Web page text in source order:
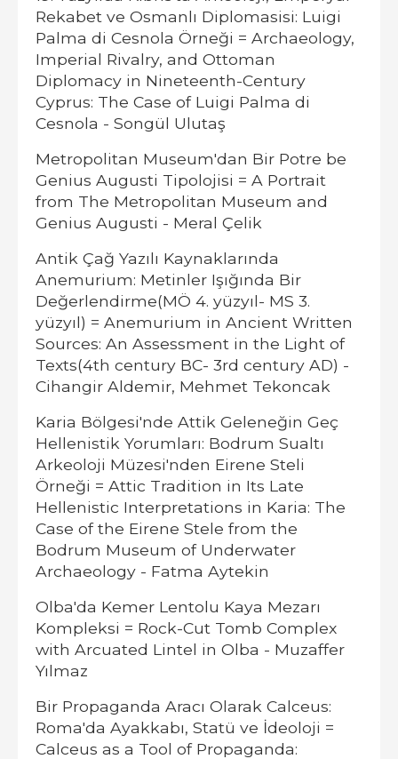
Rekabet ve Osmanlı Diplomasisi: Luigi
Palma di Cesnola Örneği = Archaeology,
Imperial Rivalry, and Ottoman
Diplomacy in Nineteenth-Century
Cyprus: The Case of Luigi Palma di
Cesnola - Songül Ulutaş
Metropolitan Museum'dan Bir Potre be
Genius Augusti Tipolojisi = A Portrait
from The Metropolitan Museum and
Genius Augusti - Meral Çelik
Antik Çağ Yazılı Kaynaklarında
Anemurium: Metinler Işığında Bir
Değerlendirme(MÖ 4. yüzyıl- MS 3.
yüzyıl) = Anemurium in Ancient Written
Sources: An Assessment in the Light of
Texts(4th century BC- 3rd century AD) -
Cihangir Aldemir, Mehmet Tekoncak
Karia Bölgesi'nde Attik Geleneğin Geç
Hellenistik Yorumları: Bodrum Sualtı
Arkeoloji Müzesi'nden Eirene Steli
Örneği = Attic Tradition in Its Late
Hellenistic Interpretations in Karia: The
Case of the Eirene Stele from the
Bodrum Museum of Underwater
Archaeology - Fatma Aytekin
Olba'da Kemer Lentolu Kaya Mezarı
Kompleksi = Rock-Cut Tomb Complex
with Arcuated Lintel in Olba - Muzaffer
Yılmaz
Bir Propaganda Aracı Olarak Calceus:
Roma'da Ayakkabı, Statü ve İdeoloji =
Calceus as a Tool of Propaganda: